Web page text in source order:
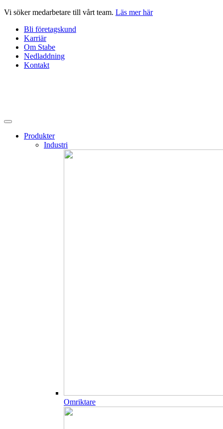
Hoppa
innehåll
Vi söker medarbetare till vårt team. Läs mer här
Bli företagskund
Karriär
Om Stabe
Nedladdning
Kontakt
Produkter
Industri
Omriktare